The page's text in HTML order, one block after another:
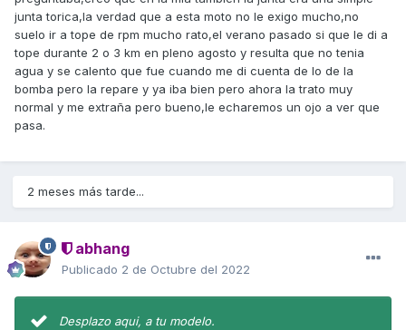
junta torica,la verdad que a esta moto no le exigo mucho,no
suelo ir a tope de rpm mucho rato,el verano pasado si que le di a
tope durante 2 o 3 km en pleno agosto y resulta que no tenia
agua y se calento que fue cuando me di cuenta de lo de la
bomba pero la repare y ya iba bien pero ahora la trato muy
normal y me extraña pero bueno,le echaremos un ojo a ver que
pasa.
2 meses más tarde...
abhang
Publicado 2 de Octubre del 2022
Desplazo aqui, a tu modelo.